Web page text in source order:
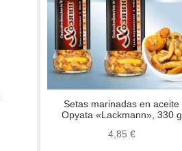
Setas marinadas en aceite
Opyata «Lackmann», 330 g
4,85 €